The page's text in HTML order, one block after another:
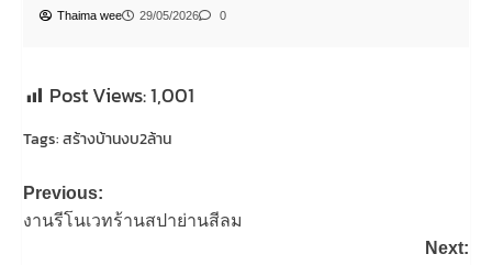
Thaima wee 22/05/2026
Post Views:1,001
Tags:สร้างบ้านงบ2ล้าน
Post
navigation
Previous:
งานรีโนเวทร้านสปาย่านสีลม
Next: